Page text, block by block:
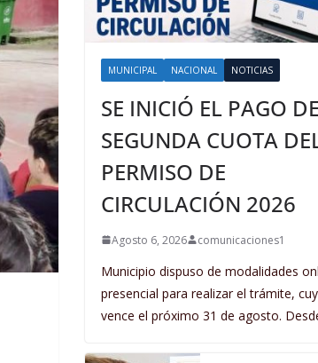
MUNICIPAL NACIONAL NOTICIAS
SE INICIÓ EL PAGO
SEGUNDA CUOTA
PERMISO DE
CIRCULACIÓN 2026
Agosto 6, 2026 comunicaciones1
Municipio dispuso de modalidades
presencial para realizar el trámite,
vence el próximo 31 de agosto.